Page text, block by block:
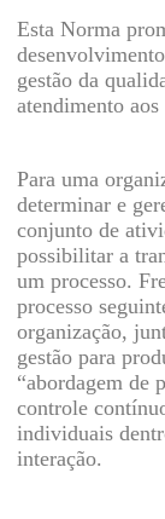
Esta Norma
gestão da
atendimento
Para uma
determinar e
conjunto de
possibilitar a
um processo.
processo
organização,
gestão para
“abordagem de
controle
individuais
interação.